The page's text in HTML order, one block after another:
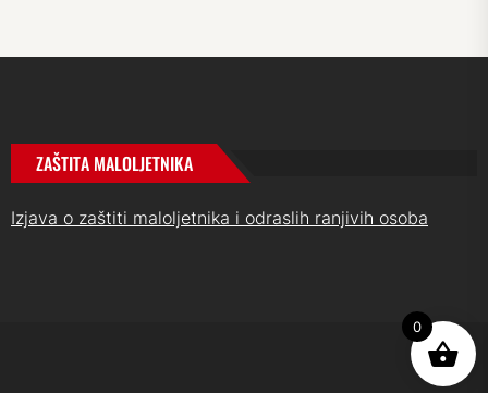
ZAŠTITA MALOLJETNIKA
Izjava o zaštiti maloljetnika i odraslih ranjivih osoba
UP ↑
0